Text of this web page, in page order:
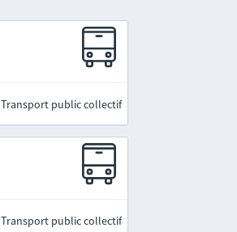
Transport public collectif
Transport public collectif